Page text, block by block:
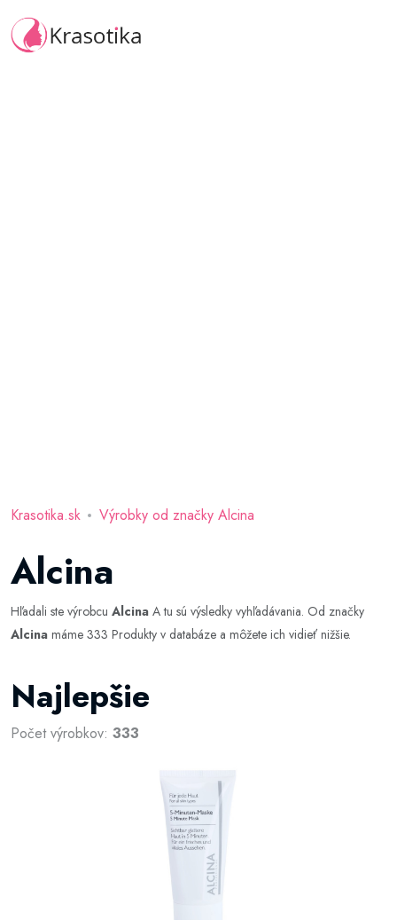
Krasotika.sk Výrobky od značky Alcina
Alcina
Hľadali ste výrobcu Alcina A tu sú výsledky vyhľadávania. Od značky
Alcina máme 333 Produkty v databáze a môžete ich vidieť nižšie.
Najlepšie
Počet výrobkov: 333